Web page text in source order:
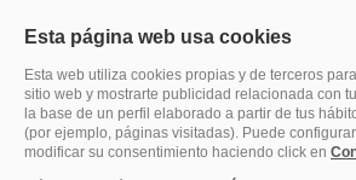
Becas para hondureños
Becas para
Becas para uruguayos
Becas para